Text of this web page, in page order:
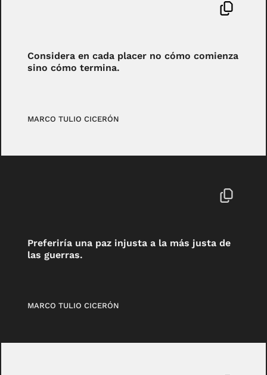
Considera en cada placer no cómo comienza
sino cómo termina.
MARCO TULIO CICERÓN
Preferiría una paz injusta a la más justa de
las guerras.
MARCO TULIO CICERÓN